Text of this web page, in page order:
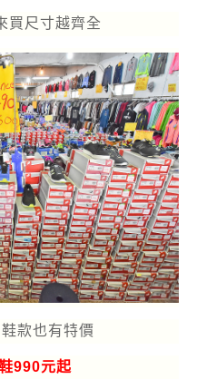
買尺寸越齊全
款也有特價
990元起